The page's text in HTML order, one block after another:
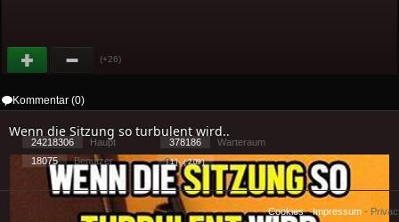
(+26)
Kommentar (0)
Wenn die Sitzung so turbulent wird..
24218306 Haupt 378186
Warteraum
18075
Benutzer [ 1 ] - ( 2.09 )
Cookies-Impressum -